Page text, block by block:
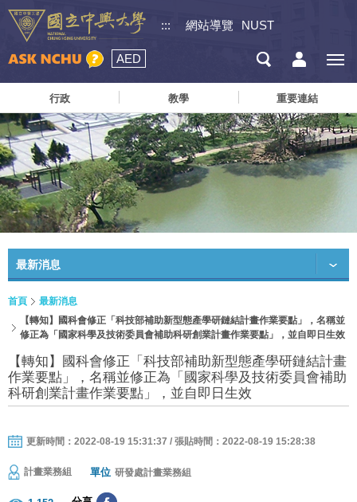
::: 網站導覽 NUST
AED
行政 教學 重要連結
最新消息
首頁
最新消息
【轉知】國科會修正「科技部補助新型態產學研鏈結計畫作業要點」，名稱並
修正為「國家科學及技術委員會補助科研創業計畫作業要點」，並自即日生效
【轉知】國科會修正「科技部補助新型態產學研鏈結計畫
作業要點」，名稱並修正為「國家科學及技術委員會補助
科研創業計畫作業要點」，並自即日生效
更新時間：2022-08-19 15:31:37 / 張貼時間：2022-08-19 15:28:38
計畫業務組 單位 研發處計畫業務組